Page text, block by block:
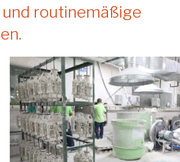
routinemäßige